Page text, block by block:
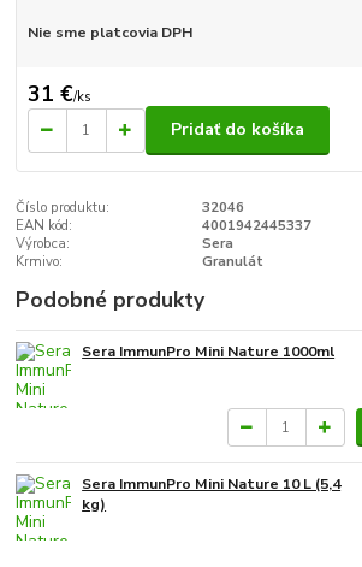
Nie sme platcovia DPH
31 €/ks
Pridať do košíka
Číslo produktu:
32046
EAN kód:
4001942445337
Výrobca:
Sera
Krmivo:
Granulát
Podobné produkty
Sera ImmunPro Mini Nature 1000ml
Sera ImmunPro Mini Nature 10 L (5,4
kg)